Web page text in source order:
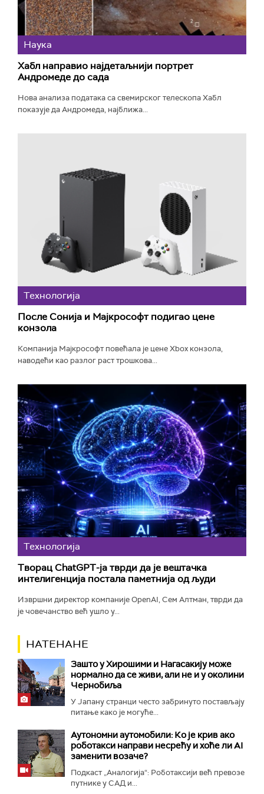
Наука
Хабл направио најдетаљнији портрет
Андромеде до сада
Нова анализа података са свемирског телескопа Хабл
показује да Андромеда, најближа...
Технологијa
После Сонија и Мајкрософт подигао цене
конзола
Компанија Мајкрософт повећала је цене Xbox конзола,
наводећи као разлог раст трошкова...
Технологијa
Творац ChatGPT-ја тврди да је вештачка
интелигенција постала паметнија од људи
Извршни директор компаније OpenAI, Сем Алтман, тврди да
је човечанство већ ушло у...
НАТЕНАНЕ
Зашто у Хирошими и Нагасакију може
нормално да се живи, али не и у околини
Чернобиља
У Јапану странци често забринуто постављају
питање како је могуће...
Аутономни аутомобили: Ко је крив ако
роботакси направи несрећу и хоће ли AI
заменити возаче?
Подкаст „Аналогија“: Роботаксији већ превозе
путнике у САД и...